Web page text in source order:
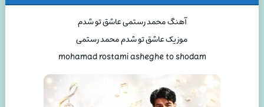
آهنگ محمد رستمی عاشق تو شدم
موزیک عاشق تو شدم محمد رستمی
mohamad rostami asheghe to shodam